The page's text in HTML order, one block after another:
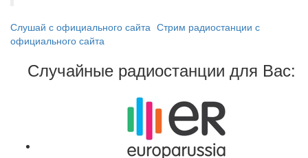
Слушай с официального сайта Стрим радиостанции с
официального сайта
Случайные радиостанции для Вас: